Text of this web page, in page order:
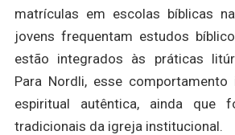
matrículas em escolas bíblicas
jovens frequentam estudos
estão integrados às práticas
Para Nordli, esse comportamento
espiritual autêntica, ainda que
tradicionais da igreja institucional.